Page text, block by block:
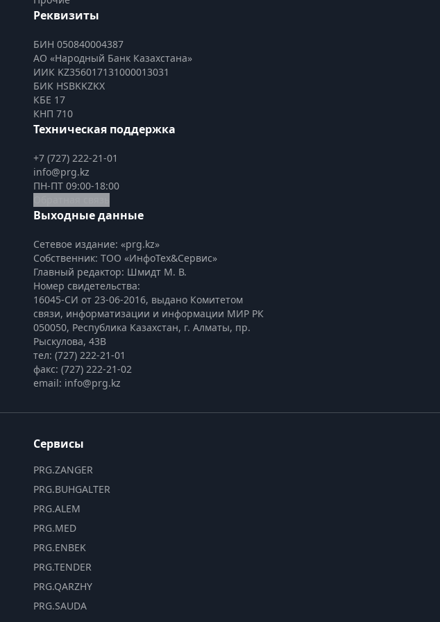
Реквизиты
БИН 050840004387
АО «Народный Банк Казахстана»
ИИК KZ356017131000013031
БИК HSBKKZKX
КБЕ 17
КНП 710
Техническая поддержка
+7 (727) 222-21-01
info@prg.kz
ПН-ПТ 09:00-18:00
Выходные данные
Сетевое издание: «prg.kz»
Собственник: ТОО «ИнфоТех&Сервис»
Главный редактор: Шмидт М. В.
Номер свидетельства:
16045-СИ от 23-06-2016, выдано Комитетом
связи, информатизации и информации МИР РК
050050, Республика Казахстан, г. Алматы, пр.
Рыскулова, 43В
тел: (727) 222-21-01
факс: (727) 222-21-02
email: info@prg.kz
Сервисы
PRG.ZANGER
PRG.BUHGALTER
PRG.ALEM
PRG.MED
PRG.ENBEK
PRG.TENDER
PRG.QARZHY
PRG.SAUDA